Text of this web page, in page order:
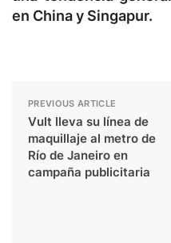
en China y Singapur.
PREVIOUS ARTICLE
Vult lleva su línea de
maquillaje al metro de
Río de Janeiro en
campaña publicitaria